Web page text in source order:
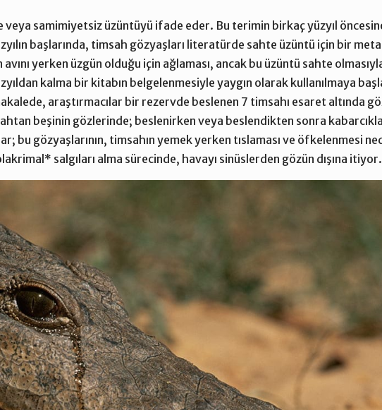
samimiyetsiz üzüntüyü ifade eder. Bu terimin birkaç yüzyıl
başlarında, timsah gözyaşları literatürde sahte üzüntü için bir
yerken üzgün olduğu için ağlaması, ancak bu üzüntü sahte
kalma bir kitabın belgelenmesiyle yaygın olarak kullanılmaya
araştırmacılar bir rezervde beslenen 7 timsahı esaret altında
beşinin gözlerinde; beslenirken veya beslendikten sonra
bu gözyaşlarının, timsahın yemek yerken tıslaması ve öfkelenmesi
salgıları alma sürecinde, havayı sinüslerden gözün dışına itiyor.